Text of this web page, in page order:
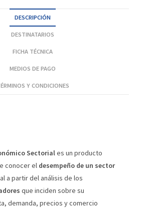
DESCRIPCIÓN
DESTINATARIOS
FICHA TÉCNICA
MEDIOS DE PAGO
Y CONDICIONES
Sectorial es un producto
conocer el desempeño de un sector
a partir del análisis de los
que inciden sobre su
demanda, precios y comercio